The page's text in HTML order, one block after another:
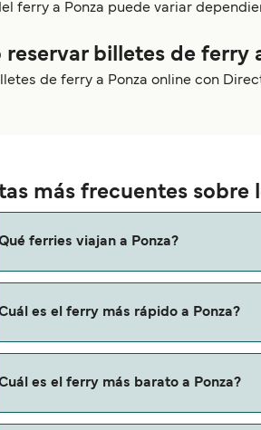
ferry a Ponza puede variar
reservar billetes de ferry
de ferry a Ponza online con
más frecuentes sobre
ferries viajan a Ponza?
es el ferry más rápido a Ponza?
es el ferry más barato a Ponza?